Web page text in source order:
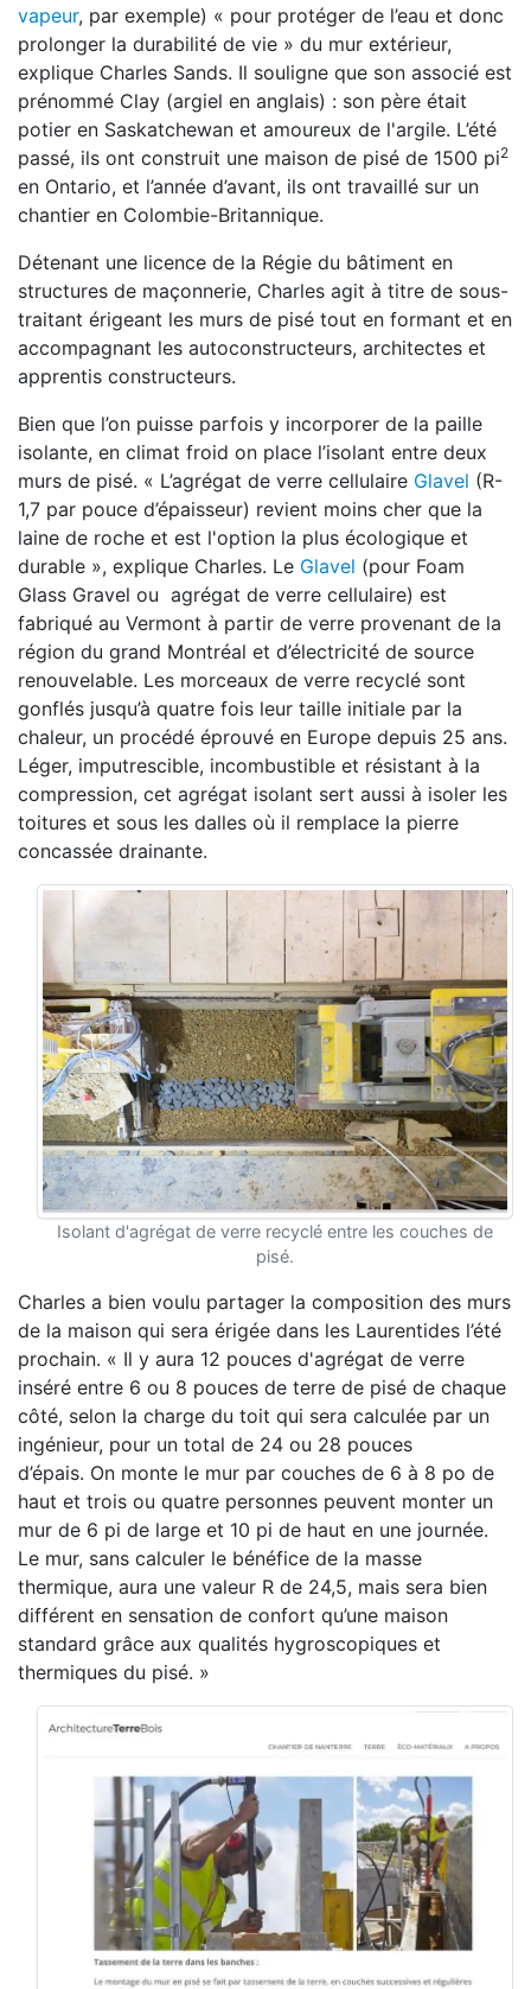
vapeur, par exemple) « pour protéger de l’eau et donc
prolonger la durabilité de vie » du mur extérieur,
explique Charles Sands. Il souligne que son associé est
prénommé Clay (argiel en anglais) : son père était
potier en Saskatchewan et amoureux de l'argile. L’été
passé, ils ont construit une maison de pisé de 1500 pi2
en Ontario, et l’année d’avant, ils ont travaillé sur un
chantier en Colombie-Britannique.
Détenant une licence de la Régie du bâtiment en
structures de maçonnerie, Charles agit à titre de sous-
traitant érigeant les murs de pisé tout en formant et en
accompagnant les autoconstructeurs, architectes et
apprentis constructeurs.
Bien que l’on puisse parfois y incorporer de la paille
isolante, en climat froid on place l’isolant entre deux
murs de pisé. « L’agrégat de verre cellulaire Glavel (R-
1,7 par pouce d’épaisseur) revient moins cher que la
laine de roche et est l'option la plus écologique et
durable », explique Charles. Le Glavel (pour Foam
Glass Gravel ou agrégat de verre cellulaire) est
fabriqué au Vermont à partir de verre provenant de la
région du grand Montréal et d’électricité de source
renouvelable. Les morceaux de verre recyclé sont
gonflés jusqu’à quatre fois leur taille initiale par la
chaleur, un procédé éprouvé en Europe depuis 25 ans.
Léger, imputrescible, incombustible et résistant à la
compression, cet agrégat isolant sert aussi à isoler les
toitures et sous les dalles où il remplace la pierre
concassée drainante.
Isolant d'agrégat de verre recyclé entre les couches de
pisé.
Charles a bien voulu partager la composition des murs
de la maison qui sera érigée dans les Laurentides l’été
prochain. « Il y aura 12 pouces d'agrégat de verre
inséré entre 6 ou 8 pouces de terre de pisé de chaque
côté, selon la charge du toit qui sera calculée par un
ingénieur, pour un total de 24 ou 28 pouces
d’épais. On monte le mur par couches de 6 à 8 po de
haut et trois ou quatre personnes peuvent monter un
mur de 6 pi de large et 10 pi de haut en une journée.
Le mur, sans calculer le bénéfice de la masse
thermique, aura une valeur R de 24,5, mais sera bien
différent en sensation de confort qu’une maison
standard grâce aux qualités hygroscopiques et
thermiques du pisé. »